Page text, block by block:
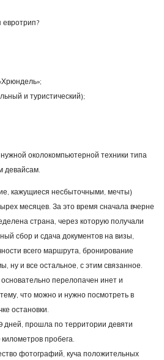
евротрип?
и туристический);
околокомпьютерной техники типа
девайсам.
кажущиеся несбыточными, мечты)
месяцев. За это время сначала вчерне
страна, через которую получали
сбор и сдача документов на визы,
всего маршрута, бронирование
ну и все остальное, с этим связанное.
перелопачен инет и
что можно и нужно посмотреть в
остановки.
дней, прошла по территории девяти
пробега.
фотографий, куча положительных